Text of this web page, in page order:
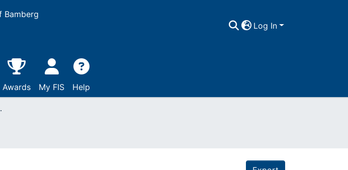
Bamberg
Log In
Awards My FIS Help
Kunst im Westen